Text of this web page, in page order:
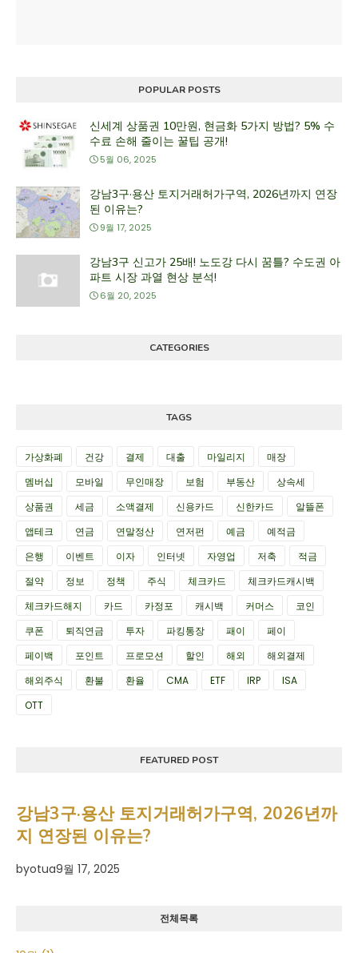
POPULAR POSTS
신세계 상품권 10만원, 현금화 5가지 방법? 5% 수
수료 손해 줄이는 꿀팁 공개!
5월 06, 2025
강남3구·용산 토지거래허가구역, 2026년까지 연장
된 이유는?
9월 17, 2025
강남3구 신고가 25배! 노도강 다시 꿈틀? 수도권 아
파트 시장 과열 현상 분석!
6월 20, 2025
CATEGORIES
TAGS
가상화폐 건강 결제 대출 마일리지
매장
멤버십
모바일 무인매장 보험 부동산
상속세
상품권
세금 소액결제 신용카드 신한카드
알뜰폰
앱테크
연금 연말정산 연저펀 예금
예적금
은행
이벤트 이자 인터넷 자영업 저축
적금
절약
정보 정책 주식 체크카드
체크카드캐시백
체크카드해지
카드 카정포 캐시백 커머스
코인
쿠폰
퇴직연금 투자 파킹통장 패이
페이
페이백
포인트 프로모션 할인 해외
해외결제
해외주식
환불 환율 CMA ETF IRP
ISA
OTT
FEATURED POST
강남3구·용산 토지거래허가구역, 2026년까
지 연장된 이유는?
byotua9월 17, 2025
전체목록